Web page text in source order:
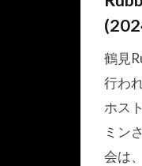
鶴見
行わ
ホス
ミン
会は